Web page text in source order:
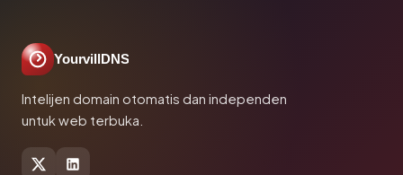
YourvillDNS
Intelijen domain otomatis dan independen
untuk web terbuka.